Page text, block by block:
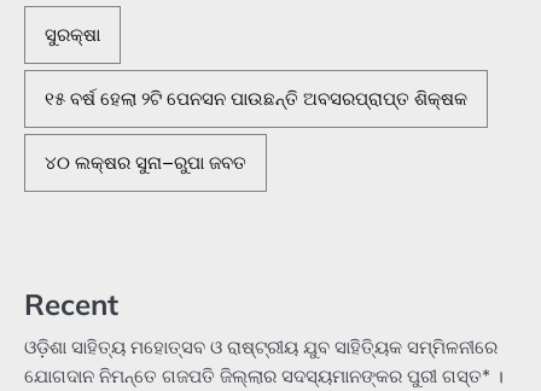
ସୁରକ୍ଷା
୧୫ ବର୍ଷ ହେଲା ୨ଟି ପେନସନ ପାଉଛନ୍ତି ଅବସରପ୍ରାପ୍ତ ଶିକ୍ଷକ
୪୦ ଲକ୍ଷର ସୁନା–ରୁପା ଜବତ
Recent
ଓଡ଼ିଶା ସାହିତ୍ୟ ମହୋତ୍ସବ ଓ ରାଷ୍ଟ୍ରୀୟ ଯୁବ ସାହିତ୍ୟିକ ସମ୍ମିଳନୀରେ
ଯୋଗଦାନ ନିମନ୍ତେ ଗଜପତି ଜିଲ୍ଲାର ସଦସ୍ୟମାନଙ୍କର ପୁରୀ ଗସ୍ତ* ।